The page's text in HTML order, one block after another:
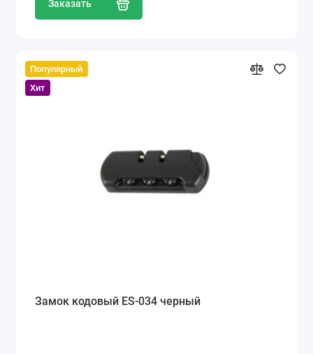
Заказать
Популярный
Хит
Замок кодовый ES-034 черный